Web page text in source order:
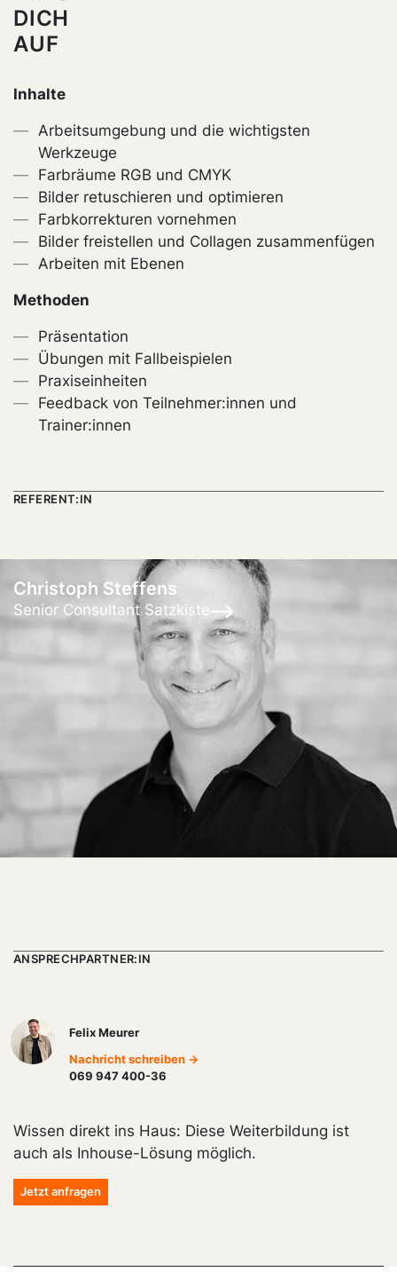
DICH
AUF
Inhalte
Arbeitsumgebung und die wichtigsten
Werkzeuge
Farbräume RGB und CMYK
Bilder retuschieren und optimieren
Farbkorrekturen vornehmen
Bilder freistellen und Collagen zusammenfügen
Arbeiten mit Ebenen
Methoden
Präsentation
Übungen mit Fallbeispielen
Praxiseinheiten
Feedback von Teilnehmer:innen und
Trainer:innen
REFERENT:IN
Christoph Steffens
Senior Consultant Satzkiste
ANSPRECHPARTNER:IN
Felix Meurer
Nachricht schreiben →
069 947 400-36
Wissen direkt ins Haus: Diese Weiterbildung ist
auch als Inhouse-Lösung möglich.
Jetzt anfragen